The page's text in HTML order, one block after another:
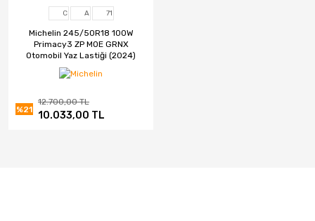
C A 71
Michelin 245/50R18 100W
Primacy3 ZP MOE GRNX
Otomobil Yaz Lastiği (2024)
%21
12.700,00 TL
10.033,00 TL